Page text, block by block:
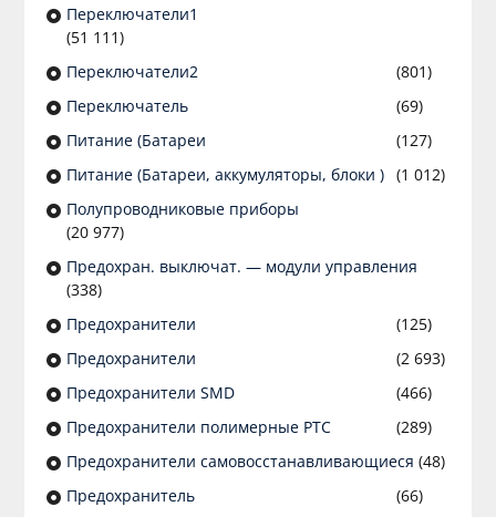
Переключатели1
(51 111)
Переключатели2
(801)
Переключатель
(69)
Питание (Батареи
(127)
Питание (Батареи, аккумуляторы, блоки ) (1 012)
Полупроводниковые приборы
(20 977)
Предохран. выключат. — модули управления
(338)
Предохранители
(125)
Предохранители
(2 693)
Предохранители SMD
(466)
Предохранители полимерные PTC
(289)
Предохранители самовосстанавливающиеся (48)
Предохранитель
(66)